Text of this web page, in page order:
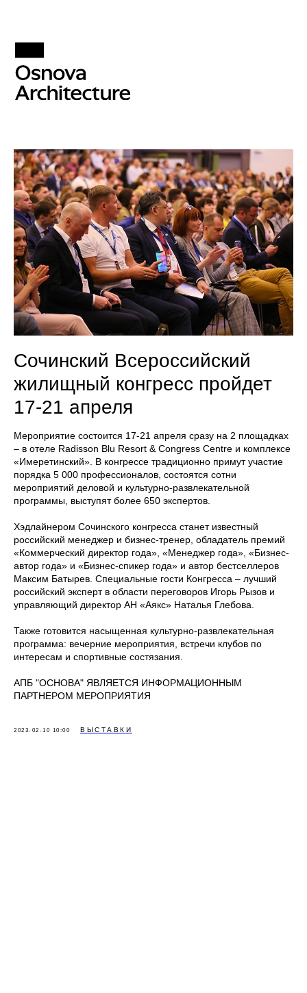
Сочинский Всероссийский
жилищный конгресс пройдет
17-21 апреля
Мероприятие состоится 17-21 апреля сразу на 2 площадках
– в отеле Radisson Blu Resort & Congress Centre и комплексе
«Имеретинский». В конгрессе традиционно примут участие
порядка 5 000 профессионалов, состоятся сотни
мероприятий деловой и культурно-развлекательной
программы, выступят более 650 экспертов.
Хэдлайнером Сочинского конгресса станет известный
российский менеджер и бизнес-тренер, обладатель премий
«Коммерческий директор года», «Менеджер года», «Бизнес-
автор года» и «Бизнес-спикер года» и автор бестселлеров
Максим Батырев. Специальные гости Конгресса – лучший
российский эксперт в области переговоров Игорь Рызов и
управляющий директор АН «Аякс» Наталья Глебова.
Также готовится насыщенная культурно-развлекательная
программа: вечерние мероприятия, встречи клубов по
интересам и спортивные состязания.
АПБ "ОСНОВА" ЯВЛЯЕТСЯ ИНФОРМАЦИОННЫМ
ПАРТНЕРОМ МЕРОПРИЯТИЯ
2023-02-10 10:00 ВЫСТАВКИ